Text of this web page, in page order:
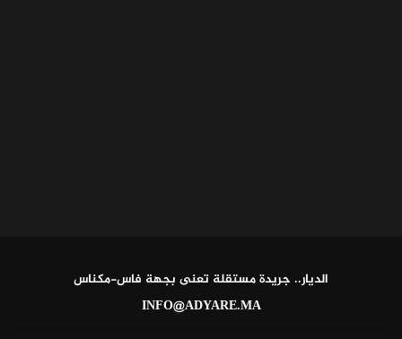
الديار.. جريدة مستقلة تعنى بجهة فاس-مكناس
INFO@ADYARE.MA